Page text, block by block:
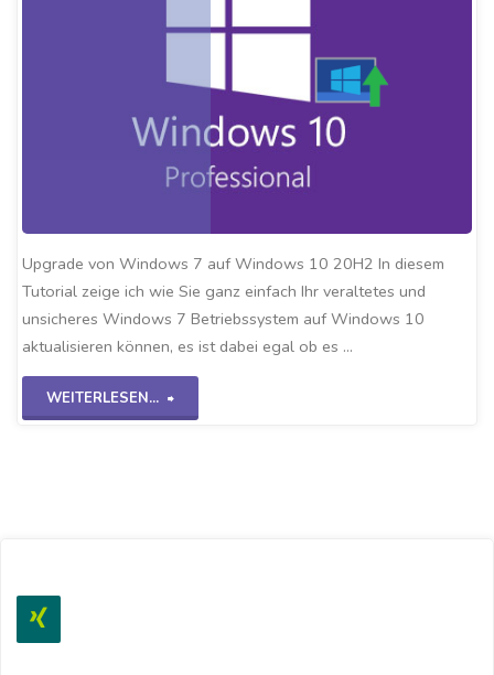
Upgrade von Windows 7 auf Windows 10 20H2 In diesem
Tutorial zeige ich wie Sie ganz einfach Ihr veraltetes und
unsicheres Windows 7 Betriebssystem auf Windows 10
aktualisieren können, es ist dabei egal ob es …
WEITERLESEN...
"Win7